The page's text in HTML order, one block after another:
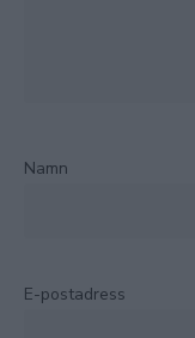
Namn
E-postadress